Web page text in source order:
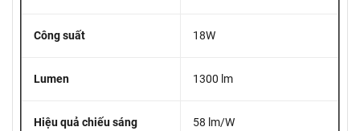
Công suất 18W
Lumen 1300 lm
Hiệu quả chiếu sáng 58 lm/W